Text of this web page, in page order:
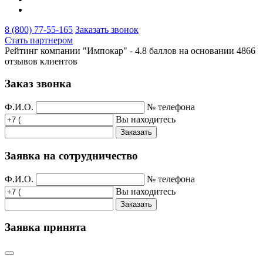
8 (800) 77-55-165 Заказать звонок
Стать партнером
Рейтинг компании "Импокар" - 4.8 баллов на основании 4866
отзывов клиентов
Заказ звонка
Ф.И.О.
№ телефона
Вы находитесь
Заказать
Заявка на сотрудничество
Ф.И.О.
№ телефона
Вы находитесь
Заказать
Заявка принята